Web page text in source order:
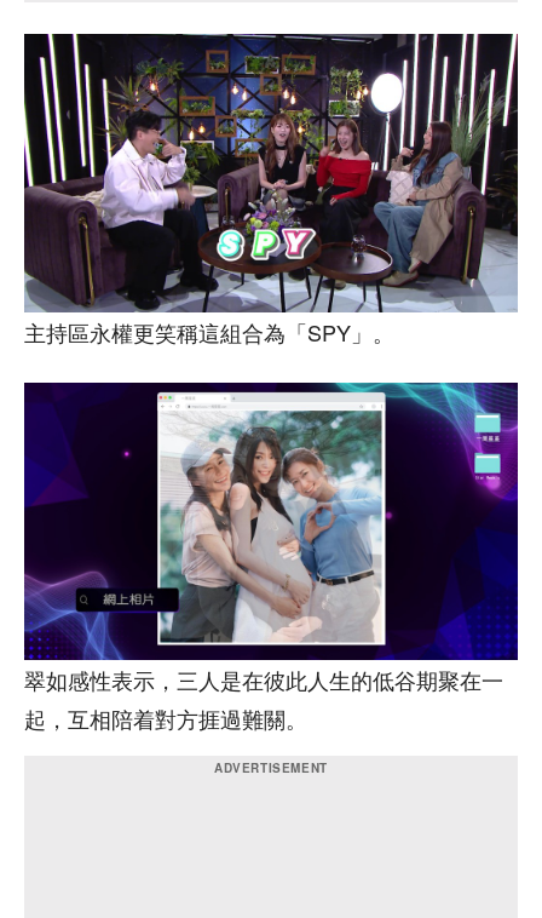
主持區永權更笑稱這組合為「SPY」。
翠如感性表示，三人是在彼此人生的低谷期聚在一
起，互相陪着對方捱過難關。